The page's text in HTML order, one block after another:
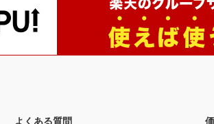
よくある質問